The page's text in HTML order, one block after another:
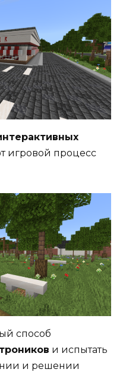
игровой процесс
способ
и испытать
и решении